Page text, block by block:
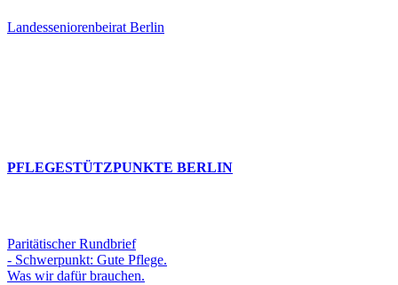
Landesseniorenbeirat Berlin
PFLEGESTÜTZPUNKTE BERLIN
Paritätischer Rundbrief
- Schwerpunkt: Gute Pflege.
Was wir dafür brauchen.